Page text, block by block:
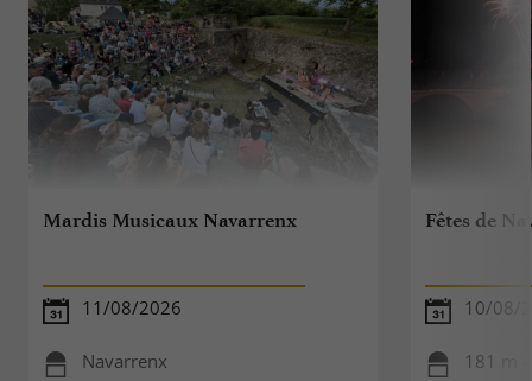
Mardis Musicaux Navarrenx
11/08/2026
Navarrenx
Fêtes de
10/08/
181 m